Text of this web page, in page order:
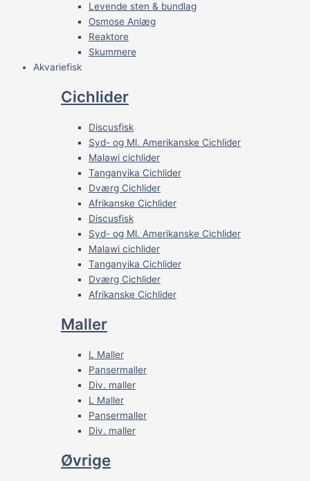
Levende sten & bundlag
Osmose Anlæg
Reaktore
Skummere
Akvariefisk
Cichlider
Discusfisk
Syd- og Ml. Amerikanske Cichlider
Malawi cichlider
Tanganyika Cichlider
Dværg Cichlider
Afrikanske Cichlider
Discusfisk
Syd- og Ml. Amerikanske Cichlider
Malawi cichlider
Tanganyika Cichlider
Dværg Cichlider
Afrikanske Cichlider
Maller
L Maller
Pansermaller
Div. maller
L Maller
Pansermaller
Div. maller
Øvrige